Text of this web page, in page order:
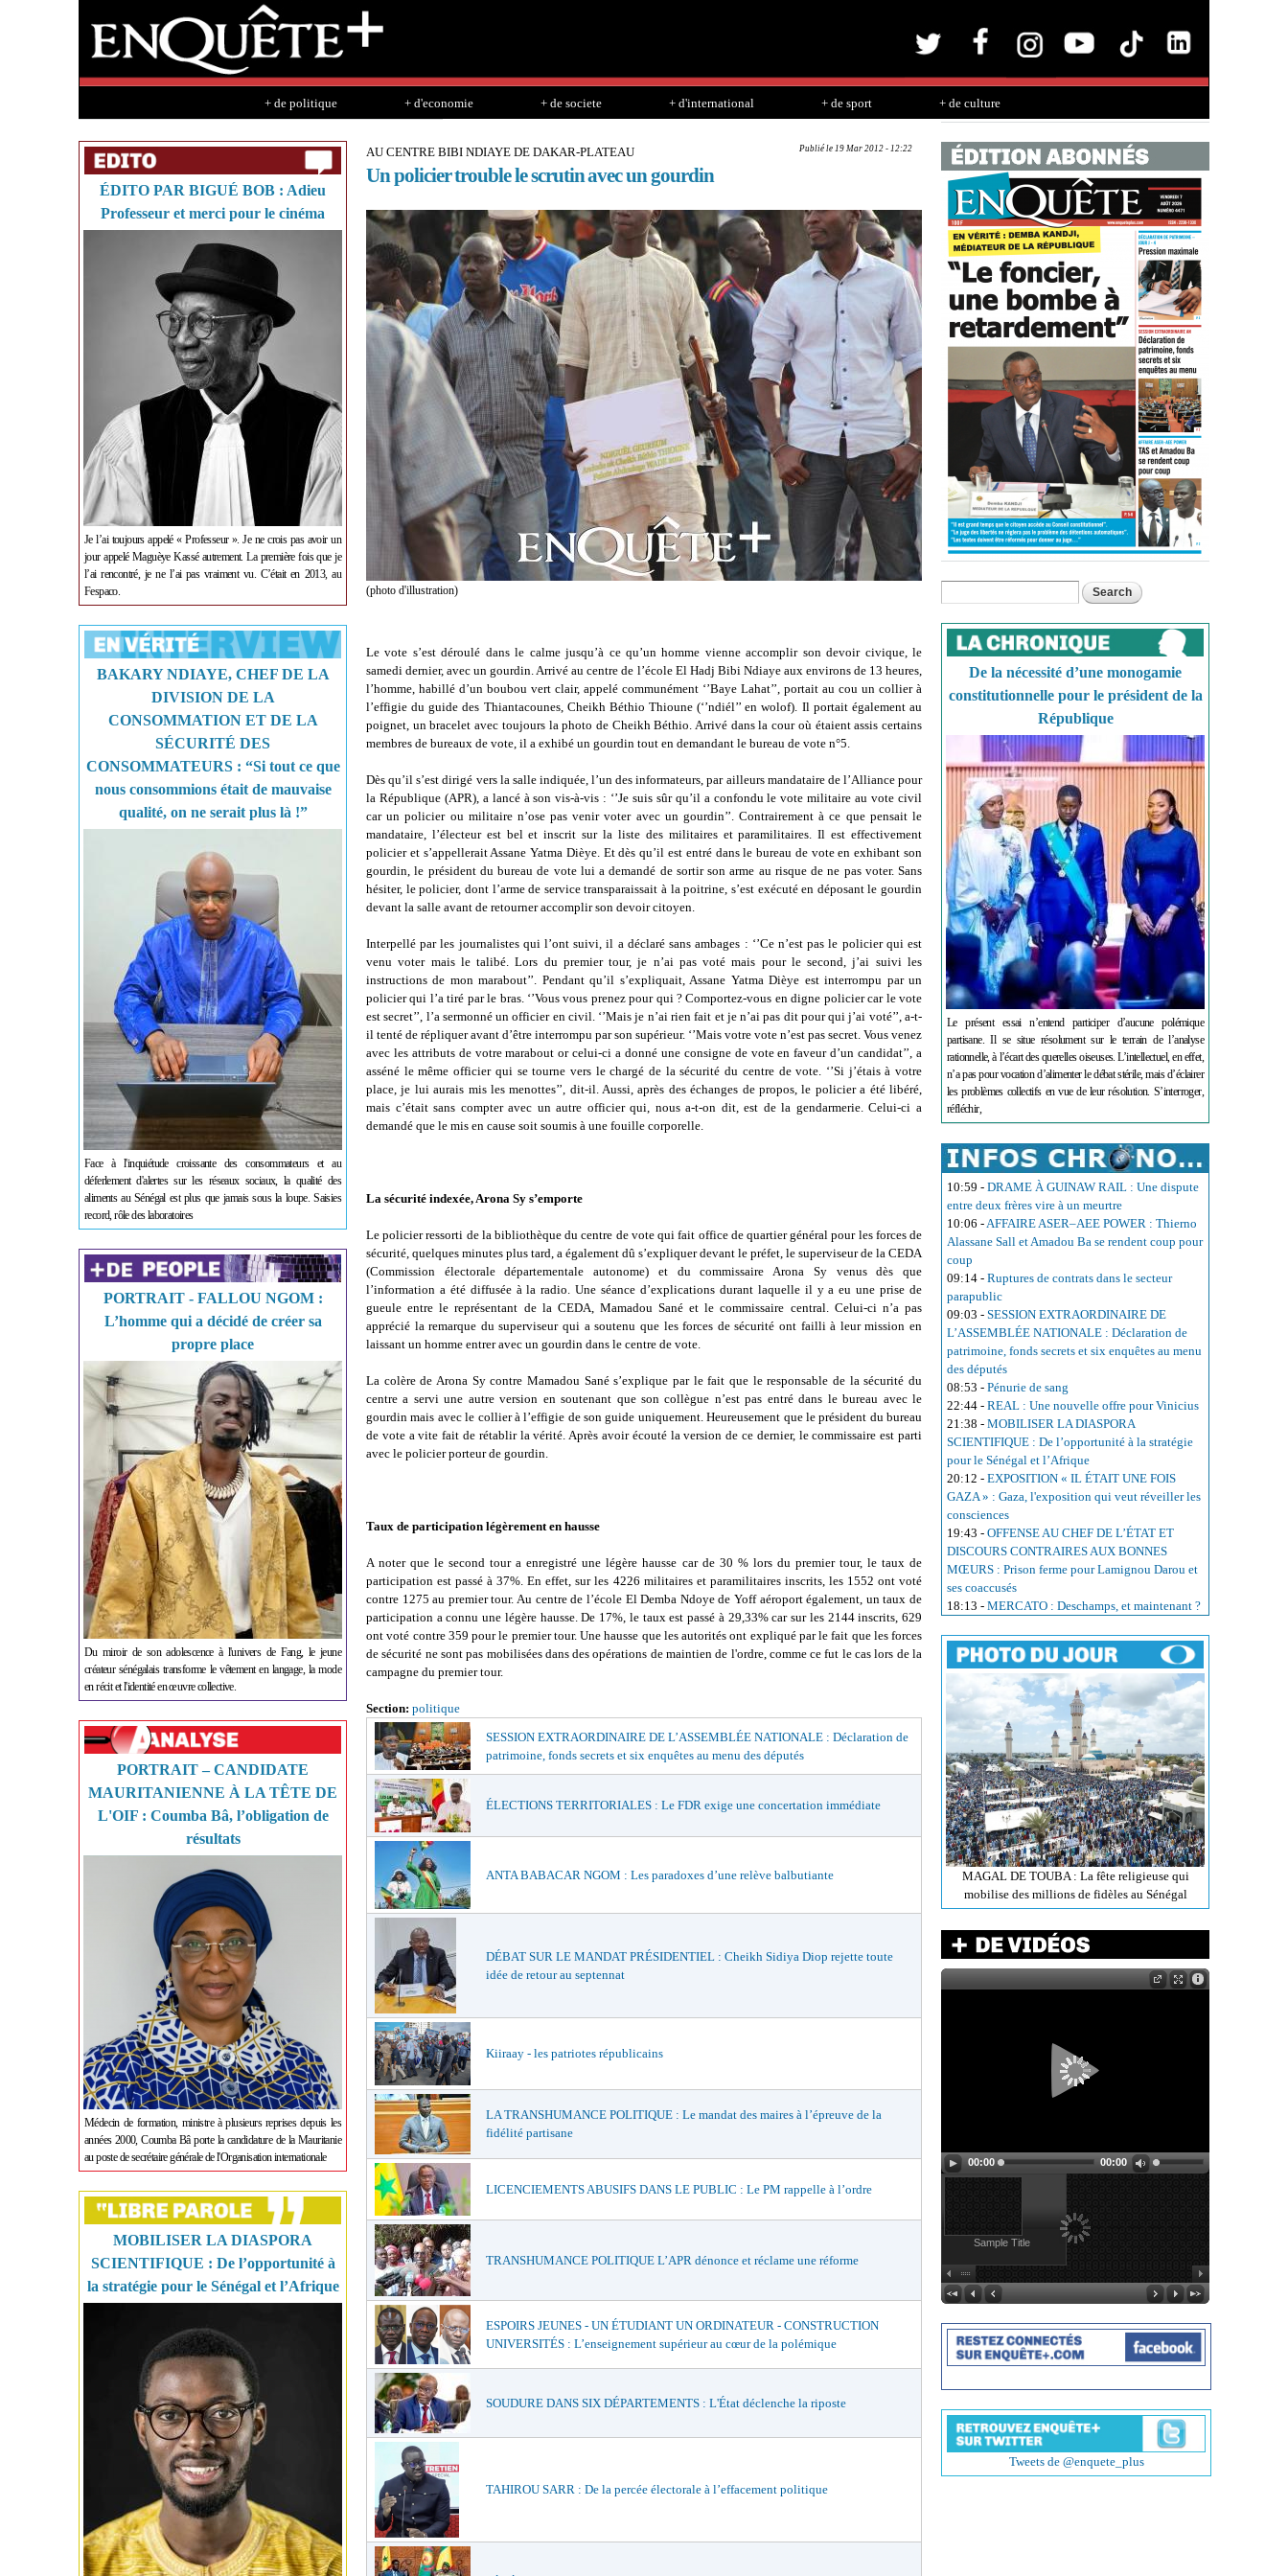
+ de politique + d'economie + de societe + d'international + de sport + de culture
ÉDITO PAR BIGUÉ BOB : Adieu
Professeur et merci pour le cinéma
Je l’ai toujours appelé « Professeur ». Je ne crois pas avoir un
jour appelé Maguèye Kassé autrement. La première fois que je
l’ai rencontré, je ne l’ai pas vraiment vu. C’était en 2013, au
Fespaco.
BAKARY NDIAYE, CHEF DE LA
DIVISION DE LA
CONSOMMATION ET DE LA
SÉCURITÉ DES
CONSOMMATEURS : “Si tout ce que
nous consommions était de mauvaise
qualité, on ne serait plus là !”
Face à l'inquiétude croissante des consommateurs et au
déferlement d'alertes sur les réseaux sociaux, la qualité des
aliments au Sénégal est plus que jamais sous la loupe. Saisies
record, rôle des laboratoires
PORTRAIT - FALLOU NGOM :
L’homme qui a décidé de créer sa
propre place
Du miroir de son adolescence à l'univers de Fang, le jeune
créateur sénégalais transforme le vêtement en langage, la mode
en récit et l'identité en œuvre collective.
PORTRAIT – CANDIDATE
MAURITANIENNE À LA TÊTE DE
L'OIF : Coumba Bâ, l’obligation de
résultats
Médecin de formation, ministre à plusieurs reprises depuis les
années 2000, Coumba Bâ porte la candidature de la Mauritanie
au poste de secrétaire générale de l'Organisation internationale
MOBILISER LA DIASPORA
SCIENTIFIQUE : De l’opportunité à
la stratégie pour le Sénégal et l’Afrique
Publié le 19 Mar 2012 - 12:22
AU CENTRE BIBI NDIAYE DE DAKAR-PLATEAU
Un policier trouble le scrutin avec un gourdin
(photo d'illustration)
Le vote s’est déroulé dans le calme jusqu’à ce qu’un homme vienne accomplir son devoir civique, le
samedi dernier, avec un gourdin. Arrivé au centre de l’école El Hadj Bibi Ndiaye aux environs de 13 heures,
l’homme, habillé d’un boubou vert clair, appelé communément ‘’Baye Lahat’’, portait au cou un collier à
l’effigie du guide des Thiantacounes, Cheikh Béthio Thioune (‘’ndiél’’ en wolof). Il portait également au
poignet, un bracelet avec toujours la photo de Cheikh Béthio. Arrivé dans la cour où étaient assis certains
membres de bureaux de vote, il a exhibé un gourdin tout en demandant le bureau de vote n°5.
Dès qu’il s’est dirigé vers la salle indiquée, l’un des informateurs, par ailleurs mandataire de l’Alliance pour
la République (APR), a lancé à son vis-à-vis : ‘’Je suis sûr qu’il a confondu le vote militaire au vote civil
car un policier ou militaire n’ose pas venir voter avec un gourdin’’. Contrairement à ce que pensait le
mandataire, l’électeur est bel et inscrit sur la liste des militaires et paramilitaires. Il est effectivement
policier et s’appellerait Assane Yatma Dièye. Et dès qu’il est entré dans le bureau de vote en exhibant son
gourdin, le président du bureau de vote lui a demandé de sortir son arme au risque de ne pas voter. Sans
hésiter, le policier, dont l’arme de service transparaissait à la poitrine, s’est exécuté en déposant le gourdin
devant la salle avant de retourner accomplir son devoir citoyen.
Interpellé par les journalistes qui l’ont suivi, il a déclaré sans ambages : ‘’Ce n’est pas le policier qui est
venu voter mais le talibé. Lors du premier tour, je n’ai pas voté mais pour le second, j’ai suivi les
instructions de mon marabout’’. Pendant qu’il s’expliquait, Assane Yatma Dièye est interrompu par un
policier qui l’a tiré par le bras. ‘’Vous vous prenez pour qui ? Comportez-vous en digne policier car le vote
est secret’’, l’a sermonné un officier en civil. ‘’Mais je n’ai rien fait et je n’ai pas dit pour qui j’ai voté’’, a-t-
il tenté de répliquer avant d’être interrompu par son supérieur. ‘’Mais votre vote n’est pas secret. Vous venez
avec les attributs de votre marabout or celui-ci a donné une consigne de vote en faveur d’un candidat’’, a
asséné le même officier qui se tourne vers le chargé de la sécurité du centre de vote. ‘’Si j’étais à votre
place, je lui aurais mis les menottes’’, dit-il. Aussi, après des échanges de propos, le policier a été libéré,
mais c’était sans compter avec un autre officier qui, nous a-t-on dit, est de la gendarmerie. Celui-ci a
demandé que le mis en cause soit soumis à une fouille corporelle.
La sécurité indexée, Arona Sy s’emporte
Le policier ressorti de la bibliothèque du centre de vote qui fait office de quartier général pour les forces de
sécurité, quelques minutes plus tard, a également dû s’expliquer devant le préfet, le superviseur de la CEDA
(Commission électorale départementale autonome) et du commissaire Arona Sy venus dès que
l’information a été diffusée à la radio. Une séance d’explications durant laquelle il y a eu une prise de
gueule entre le représentant de la CEDA, Mamadou Sané et le commissaire central. Celui-ci n’a pas
apprécié la remarque du superviseur qui a soutenu que les forces de sécurité ont failli à leur mission en
laissant un homme entrer avec un gourdin dans le centre de vote.
La colère de Arona Sy contre Mamadou Sané s’explique par le fait que le responsable de la sécurité du
centre a servi une autre version en soutenant que son collègue n’est pas entré dans le bureau avec le
gourdin mais avec le collier à l’effigie de son guide uniquement. Heureusement que le président du bureau
de vote a vite fait de rétablir la vérité. Après avoir écouté la version de ce dernier, le commissaire est parti
avec le policier porteur de gourdin.
Taux de participation légèrement en hausse
A noter que le second tour a enregistré une légère hausse car de 30 % lors du premier tour, le taux de
participation est passé à 37%. En effet, sur les 4226 militaires et paramilitaires inscrits, les 1552 ont voté
contre 1275 au premier tour. Au centre de l’école El Demba Ndoye de Yoff aéroport également, un taux de
participation a connu une légère hausse. De 17%, le taux est passé à 29,33% car sur les 2144 inscrits, 629
ont voté contre 359 pour le premier tour. Une hausse que les autorités ont expliqué par le fait que les forces
de sécurité ne sont pas mobilisées dans des opérations de maintien de l'ordre, comme ce fut le cas lors de la
campagne du premier tour.
Section: politique
SESSION EXTRAORDINAIRE DE L’ASSEMBLÉE NATIONALE : Déclaration de
patrimoine, fonds secrets et six enquêtes au menu des députés
ÉLECTIONS TERRITORIALES : Le FDR exige une concertation immédiate
ANTA BABACAR NGOM : Les paradoxes d’une relève balbutiante
DÉBAT SUR LE MANDAT PRÉSIDENTIEL : Cheikh Sidiya Diop rejette toute
idée de retour au septennat
Kiiraay - les patriotes républicains
LA TRANSHUMANCE POLITIQUE : Le mandat des maires à l’épreuve de la
fidélité partisane
LICENCIEMENTS ABUSIFS DANS LE PUBLIC : Le PM rappelle à l’ordre
TRANSHUMANCE POLITIQUE L’APR dénonce et réclame une réforme
ESPOIRS JEUNES - UN ÉTUDIANT UN ORDINATEUR - CONSTRUCTION
UNIVERSITÉS : L’enseignement supérieur au cœur de la polémique
SOUDURE DANS SIX DÉPARTEMENTS : L'État déclenche la riposte
TAHIROU SARR : De la percée électorale à l’effacement politique
Search form
De la nécessité d’une monogamie
constitutionnelle pour le président de la
République
Le présent essai n’entend participer d’aucune polémique
partisane. Il se situe résolument sur le terrain de l’analyse
rationnelle, à l’écart des querelles oiseuses. L’intellectuel, en effet,
n’a pas pour vocation d’alimenter le débat stérile, mais d’éclairer
les problèmes collectifs en vue de leur résolution. S’interroger,
réfléchir,
10:59 - DRAME À GUINAW RAIL : Une dispute
entre deux frères vire à un meurtre
10:06 - AFFAIRE ASER–AEE POWER : Thierno
Alassane Sall et Amadou Ba se rendent coup pour
coup
09:14 - Ruptures de contrats dans le secteur
parapublic
09:03 - SESSION EXTRAORDINAIRE DE
L’ASSEMBLÉE NATIONALE : Déclaration de
patrimoine, fonds secrets et six enquêtes au menu
des députés
08:53 - Pénurie de sang
22:44 - REAL : Une nouvelle offre pour Vinicius
21:38 - MOBILISER LA DIASPORA
SCIENTIFIQUE : De l’opportunité à la stratégie
pour le Sénégal et l’Afrique
20:12 - EXPOSITION « IL ÉTAIT UNE FOIS
GAZA » : Gaza, l'exposition qui veut réveiller les
consciences
19:43 - OFFENSE AU CHEF DE L’ÉTAT ET
DISCOURS CONTRAIRES AUX BONNES
MŒURS : Prison ferme pour Lamignou Darou et
ses coaccusés
18:13 - MERCATO : Deschamps, et maintenant ?
MAGAL DE TOUBA : La fête religieuse qui
mobilise des millions de fidèles au Sénégal
00:00 00:00
Sample Title
Tweets de @enquete_plus